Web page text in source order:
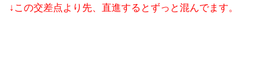
↓この交差点より先、直進するとずっと混んでます。